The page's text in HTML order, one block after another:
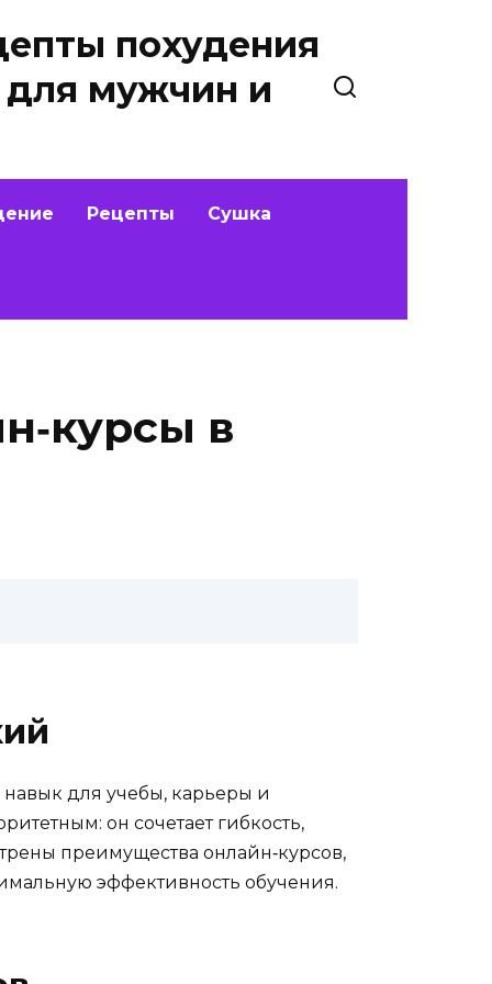
похудения
для мужчин и
Рецепты Сушка
в
для учебы, карьеры и
он сочетает гибкость,
преимущества онлайн‑курсов,
эффективность обучения.